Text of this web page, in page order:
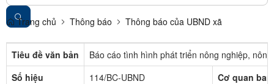
Trang chủ Thông báo Thông báo của UBND xã
Tiêu đề văn bản
Báo cáo tình hình phát triển nông nghiệp,
Số hiệu
114/BC-UBND
Cơ quan